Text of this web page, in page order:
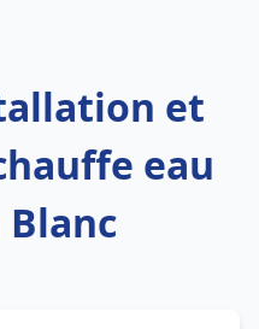
et
eau
Blanc